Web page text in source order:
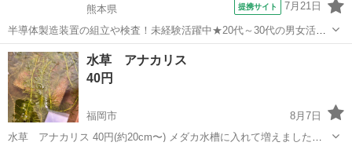
熊本県 提携サイト 7月21日
半導体製造装置の組立や検査！未経験活躍中★20代～30代の男女活躍
中★ワンルーム寮完備！赴任旅費会社負担！マイカー通勤OK！無料駐
車場あり！正社員登用あり！《熊本県菊池郡大津町》 人気の工場のお
仕事 ◇半導体製造装置の組立...
熊本 その他
水草 アナカリス
40円
福岡市
8月7日
水草 アナカリス 40円(約20cm〜) メダカ水槽に入れて増えました。